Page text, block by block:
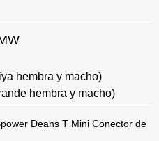
hembra y macho)
hembra y macho)
Deans T Mini Conector de